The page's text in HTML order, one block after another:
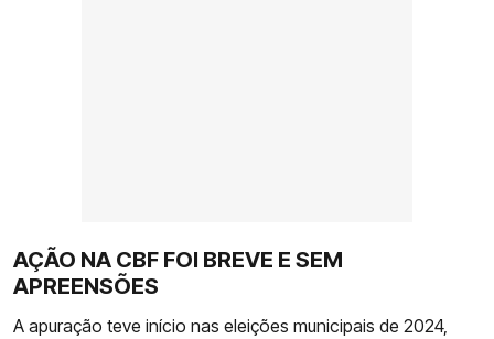
AÇÃO NA CBF FOI BREVE E SEM
APREENSÕES
A apuração teve início nas eleições municipais de 2024,